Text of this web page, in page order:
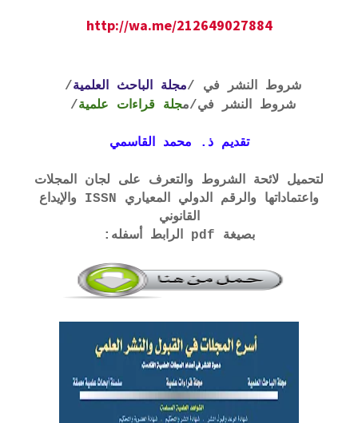
http://wa.me/212649027884
شروط النشر في /مجلة الباحث العلمية/
شروط النشر في/مجلة قراءات علمية/
تقديم ذ. محمد القاسمي
لتحميل لائحة الشروط والتعرف على لجان المجلات
واعتماداتها والرقم الدولي المعياري ISSN والإيداع
القانوني
بصيغة pdf الرابط أسفله: